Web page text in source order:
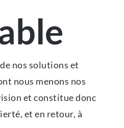
nos solutions et
nous menons nos
et constitue donc
et en retour, à